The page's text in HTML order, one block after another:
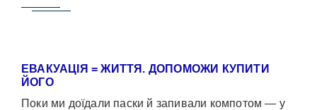
ЕВАКУАЦІЯ = ЖИТТЯ. ДОПОМОЖИ КУПИТИ
ЙОГО
Поки ми доїдали паски й запивали компотом — у